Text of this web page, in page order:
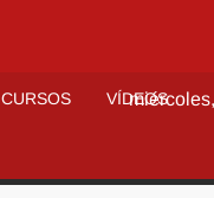
CURSOS VÍDEOS